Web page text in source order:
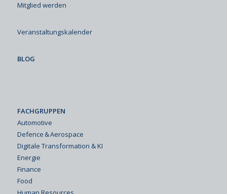
Mitglied werden
Veranstaltungskalender
BLOG
FACHGRUPPEN
Automotive
Defence & Aerospace
Digitale Transformation & KI
Energie
Finance
Food